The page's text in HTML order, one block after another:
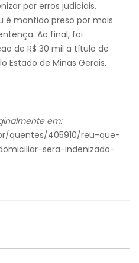
por erros judiciais,
é mantido preso por mais
Ao final, foi
de R$ 30 mil a título de
Estado de Minas Gerais.
em:
quentes/405910/reu-que-
sera-indenizado-